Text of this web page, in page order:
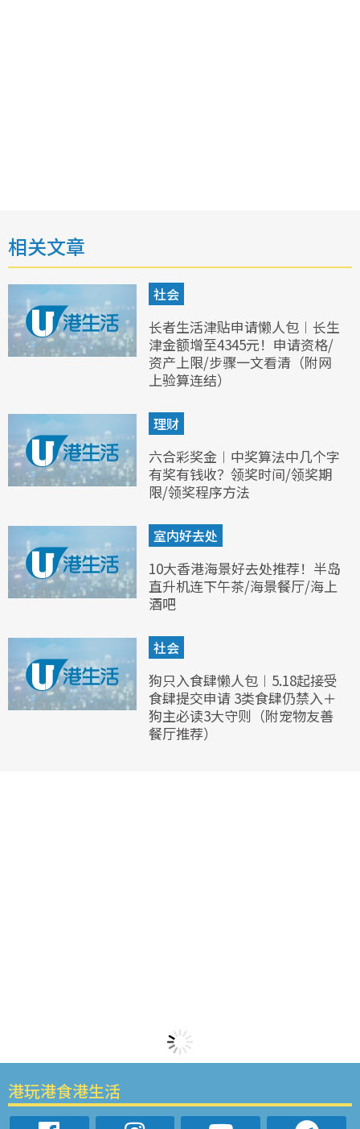
相关文章
社会
长者生活津贴申请懒人包︱长生
津金额增至4345元！申请资格/
资产上限/步骤一文看清（附网
上验算连结）
理财
六合彩奖金︱中奖算法中几个字
有奖有钱收？领奖时间/领奖期
限/领奖程序方法
室内好去处
10大香港海景好去处推荐！半岛
直升机连下午茶/海景餐厅/海上
酒吧
社会
狗只入食肆懒人包︱5.18起接受
食肆提交申请 3类食肆仍禁入＋
狗主必读3大守则（附宠物友善
餐厅推荐）
港玩港食港生活